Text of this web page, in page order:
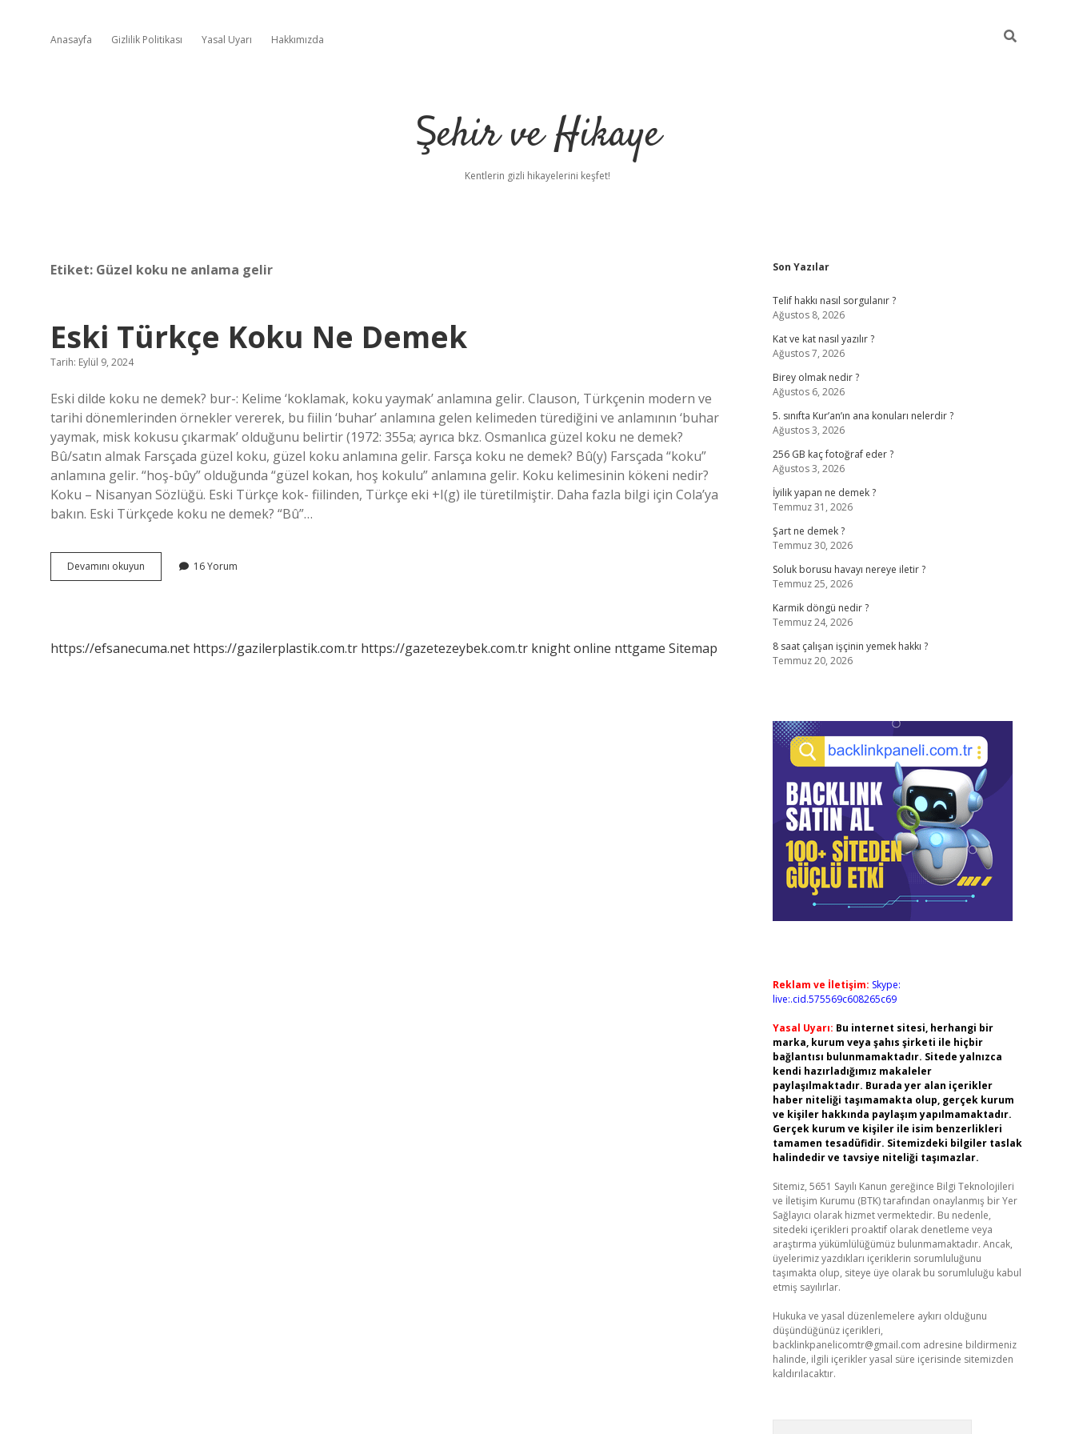
Anasayfa Gizlilik Politikası Yasal Uyarı Hakkımızda
Şehir ve Hikaye
Kentlerin gizli hikayelerini keşfet!
Etiket: Güzel koku ne anlama gelir
Eski Türkçe Koku Ne Demek
Tarih: Eylül 9, 2024
Eski dilde koku ne demek? bur-: Kelime ‘koklamak, koku yaymak’ anlamına gelir. Clauson, Türkçenin modern ve
tarihi dönemlerinden örnekler vererek, bu fiilin ‘buhar’ anlamına gelen kelimeden türediğini ve anlamının ‘buhar
yaymak, misk kokusu çıkarmak’ olduğunu belirtir (1972: 355a; ayrıca bkz. Osmanlıca güzel koku ne demek?
Bû/satın almak Farsçada güzel koku, güzel koku anlamına gelir. Farsça koku ne demek? Bû(y) Farsçada “koku”
anlamına gelir. “hoş-bûy” olduğunda “güzel kokan, hoş kokulu” anlamına gelir. Koku kelimesinin kökeni nedir?
Koku – Nisanyan Sözlüğü. Eski Türkçe kok- fiilinden, Türkçe eki +I(g) ile türetilmiştir. Daha fazla bilgi için Cola’ya
bakın. Eski Türkçede koku ne demek? “Bû”…
Devamını okuyun
Türkçe
16 Yorum
https://efsanecuma.net https://gazilerplastik.com.tr https://gazetezeybek.com.tr knight online nttgame Sitemap
Sidebar
Son Yazılar
Telif hakkı nasıl sorgulanır ?
Ağustos 8, 2026
Kat ve kat nasıl yazılır ?
Ağustos 7, 2026
Birey olmak nedir ?
Ağustos 6, 2026
5. sınıfta Kur’an’ın ana konuları nelerdir ?
Ağustos 3, 2026
256 GB kaç fotoğraf eder ?
Ağustos 3, 2026
İyilik yapan ne demek ?
Temmuz 31, 2026
Şart ne demek ?
Temmuz 30, 2026
Soluk borusu havayı nereye iletir ?
Temmuz 25, 2026
Karmik döngü nedir ?
Temmuz 24, 2026
8 saat çalışan işçinin yemek hakkı ?
Temmuz 20, 2026
Reklam ve İletişim: Skype:
live:.cid.575569c608265c69
Yasal Uyarı: Bu internet sitesi, herhangi bir
marka, kurum veya şahıs şirketi ile hiçbir
bağlantısı bulunmamaktadır. Sitede yalnızca
kendi hazırladığımız makaleler
paylaşılmaktadır. Burada yer alan içerikler
haber niteliği taşımamakta olup, gerçek kurum
ve kişiler hakkında paylaşım yapılmamaktadır.
Gerçek kurum ve kişiler ile isim benzerlikleri
tamamen tesadüfidir. Sitemizdeki bilgiler taslak
halindedir ve tavsiye niteliği taşımazlar.
Sitemiz, 5651 Sayılı Kanun gereğince Bilgi Teknolojileri
ve İletişim Kurumu (BTK) tarafından onaylanmış bir Yer
Sağlayıcı olarak hizmet vermektedir. Bu nedenle,
sitedeki içerikleri proaktif olarak denetleme veya
araştırma yükümlülüğümüz bulunmamaktadır. Ancak,
üyelerimiz yazdıkları içeriklerin sorumluluğunu
taşımakta olup, siteye üye olarak bu sorumluluğu kabul
etmiş sayılırlar.
Hukuka ve yasal düzenlemelere aykırı olduğunu
düşündüğünüz içerikleri,
backlinkpanelicomtr@gmail.com adresine bildirmeniz
halinde, ilgili içerikler yasal süre içerisinde sitemizden
kaldırılacaktır.